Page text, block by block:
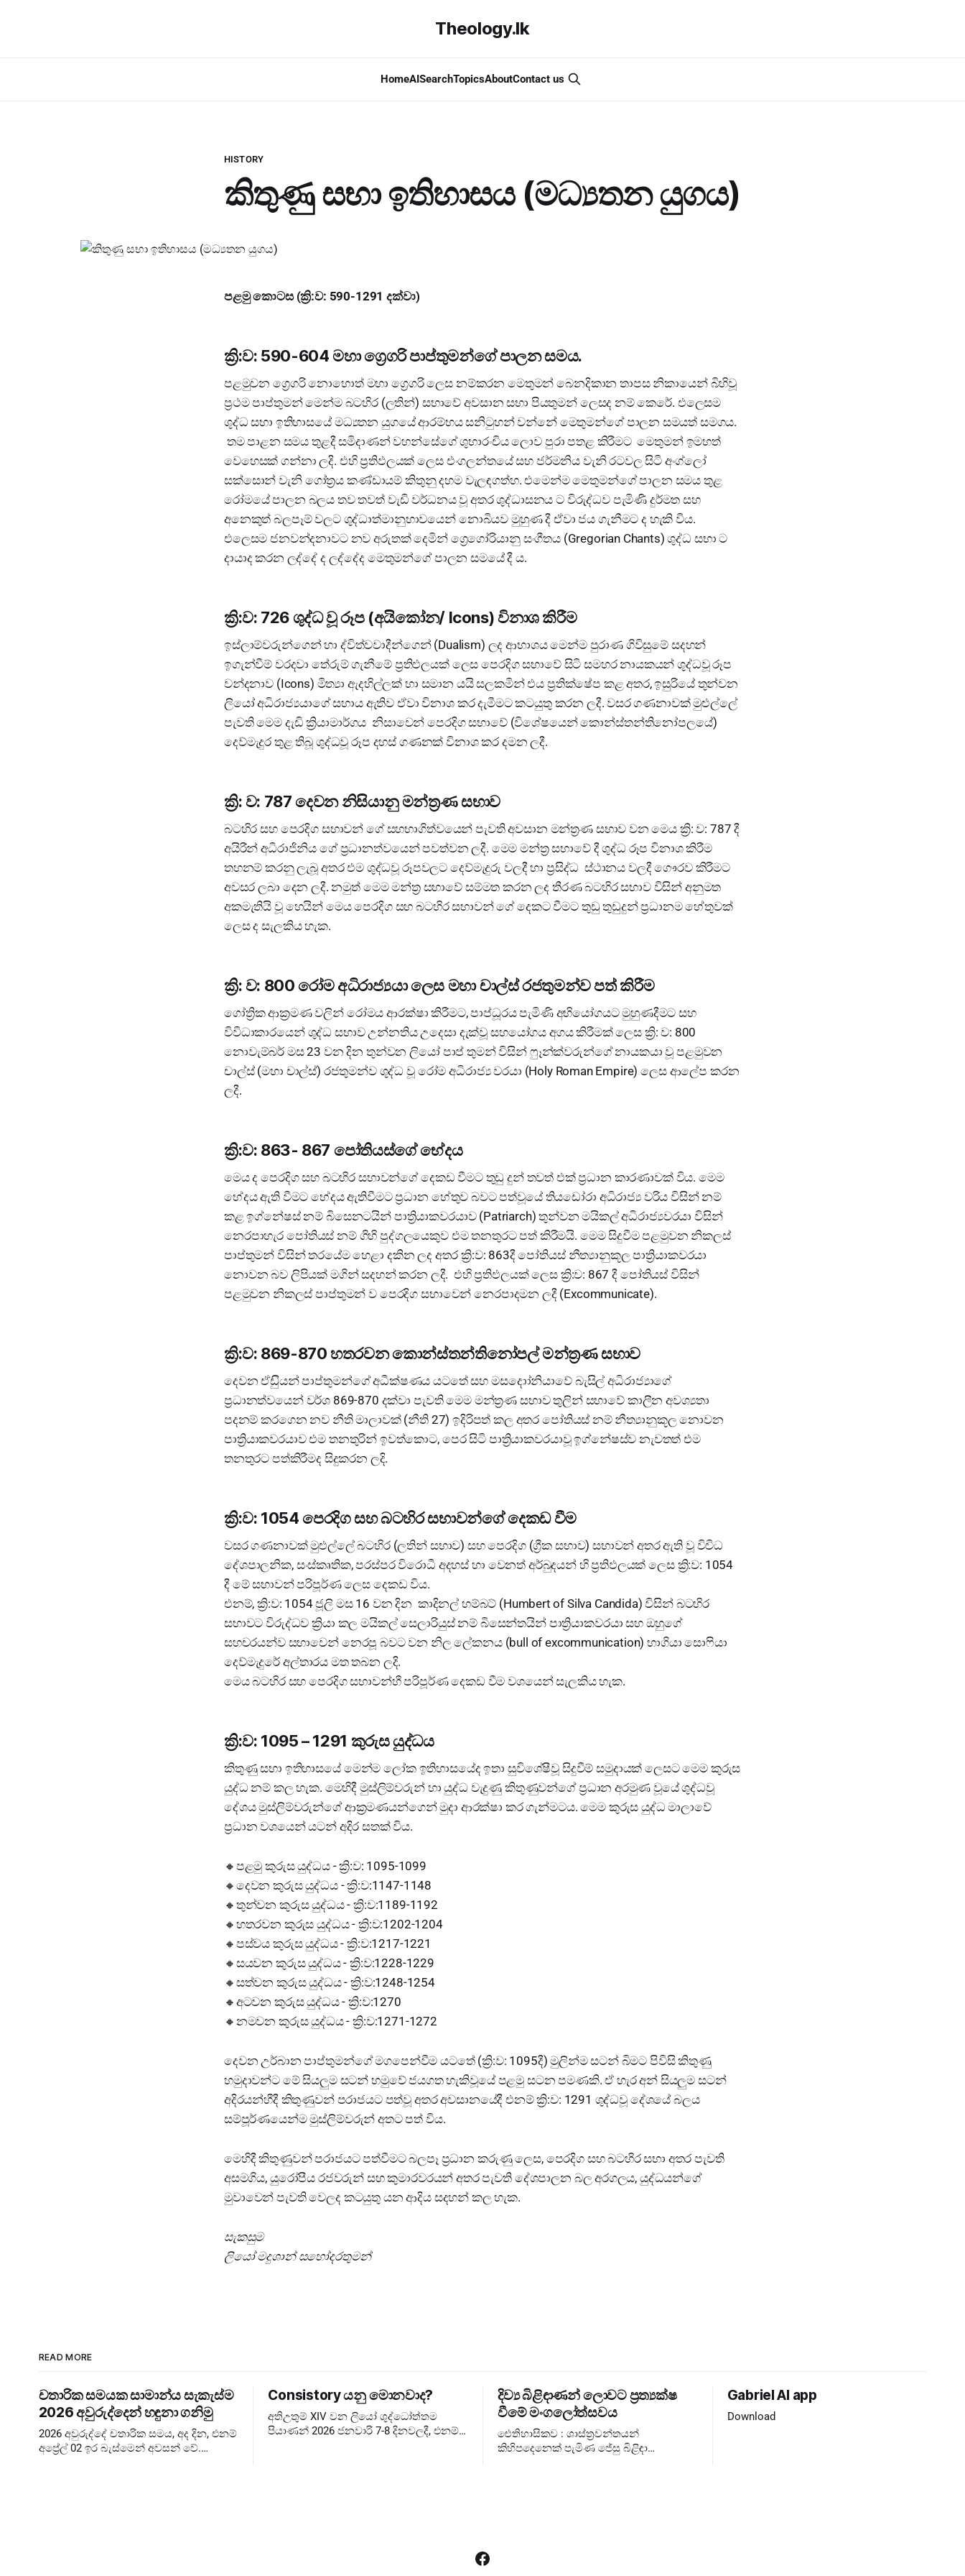
Theology.lk
HomeAISearchTopicsAboutContact us
HISTORY
කිතුණු සභා ඉතිහාසය (මධ්‍යතන යුගය)
පළමු කොටස (ක්‍රි:ව: 590-1291 දක්වා)
ක්‍රි:ව: 590-604 මහා ග්‍රෙගරි පාප්තුමන්ගේ පාලන සමය.
පළමුවන ග්‍රෙගරි නොහොත් මහා ග්‍රෙගරි ලෙස නම්කරන මෙතුමන් බෙනදිකාන තාපස නිකායෙන් බිහිවූ
ප්‍රථම පාප්තුමන් මෙන්ම බටහිර (ලතින්) සභාවේ අවසාන සභා පියතුමන් ලෙසද නම් කෙරේ. එලෙසම
ශුද්ධ සභා ඉතිහාසයේ මධ්‍යතන යුගයේ ආරම්භය සනිටුහන් වන්නේ මෙතුමන්ගේ පාලන සමයත් සමගය.
තම පාළන සමය තුළදී සමිදාණන් වහන්සේගේ ශුභාරංචිය ලොව පුරා පතළ කිරීමට මෙතුමන් ඉමහත්
වෙහෙසක් ගන්නා ලදි. එහි ප්‍රතිඵලයක් ලෙස එංගලන්තයේ සහ ජර්මනිය වැනි රටවල සිටි අංග්ලෝ
සක්සොන් වැනි ගෝත්‍රය කණ්ඩායම් කිතුනු දහම වැලඳගත්හ. එමෙන්ම මෙතුමන්ගේ පාලන සමය තුළ
රෝමයේ පාලන බලය තව තවත් වැඩි වර්ධනය වූ අතර ශුද්ධාසනය ට විරුද්ධව පැමිණි දුර්මත සහ
අනෙකුත් බලපෑම් වලට ශුද්ධාත්මානුභාවයෙන් නොබියව මුහුණ දී ඒවා ජය ගැනීමට ද හැකි විය.
එලෙසම ජනවන්දනාවට නව අරුතක් දෙමින් ග්‍රෙගෝරියානු සංගීතය (Gregorian Chants) ශුද්ධ සභා ට
දායාද කරන ලද්දේ ද ලද්දේද මෙතුමන්ගේ පාලන සමයේ දී ය.
ක්‍රි:ව: 726 ශුද්ධ වූ රූප (අයිකෝන/ Icons) විනාශ කිරීම
ඉස්ලාම්වරුන්ගෙන් හා ද්විත්වවාදීන්ගෙන් (Dualism) ලද ආභාශය මෙන්ම පුරාණ ගිවිසුමේ සදහන්
ඉගැන්වීම් වරදවා තේරුම් ගැනීමේ ප්‍රතිඵලයක් ලෙස පෙරදිග සභාවේ සිටි සමහර නායකයන් ශුද්ධවූ රූප
වන්දනාව (Icons) මිත්‍යා ඇදහිල්ලක් හා සමාන යයි සලකමින් එය ප්‍රතික්ෂේප කළ අතර, ඉසුරියේ තුන්වන
ලියෝ අධිරාජ්‍යයාගේ සහාය ඇතිව ඒවා විනාශ කර දැමීමට කටයුතු කරන ලදී. වසර ගණනාවක් මුළුල්ලේ
පැවති මෙම දැඩි ක්‍රියාමාර්ගය නිසාවෙන් පෙරදිග සභාවේ (විශේෂයෙන් කොන්ස්තන්තිනෝපලයේ)
දෙව්මැදුර තුළ තිබූ ශුද්ධවූ රූප දහස් ගණනක් විනාශ කර දමන ලදී.
ක්‍රි: ව: 787 දෙවන නිසියානු මන්ත්‍රණ සභාව
බටහිර සහ පෙරදිග සභාවන් ගේ සහභාගිත්වයෙන් පැවති අවසාන මන්ත්‍රණ සභාව වන මෙය ක්‍රි: ව: 787 දී
අයිරීන් අධිරාජිනිය ගේ ප්‍රධානත්වයෙන් පවත්වන ලදී. මෙම මන්ත්‍ර සභාවේ දී ශුද්ධ රූප විනාශ කිරීම
තහනම් කරනු ලැබූ අතර එම ශුද්ධවූ රූපවලට දෙව්මැදුරු වලදී හා ප්‍රසිද්ධ ස්ථානය වලදී ගෞරව කිරීමට
අවසර ලබා දෙන ලදී. නමුත් මෙම මන්ත්‍ර සභාවේ සම්මත කරන ලද තීරණ බටහිර සභාව විසින් අනුමත
අකමැතියි වූ හෙයින් මෙය පෙරදිග සහ බටහිර සභාවන් ගේ දෙකට වීමට තුඩු තුඩුදුන් ප්‍රධානම හේතුවක්
ලෙස ද සැලකිය හැක.
ක්‍රි: ව: 800 රෝම අධිරාජ්‍යයා ලෙස මහා චාල්ස් රජතුමන්ව පත් කිරීම
ගෝත්‍රික ආක්‍රමණ වලින් රෝමය ආරක්ෂා කිරීමට, පාප්ධූරය පැමිණි අභියෝගයට මුහුණදීමට සහ
විවිධාකාරයෙන් ශුද්ධ සභාව උන්නතිය උදෙසා දැක්වූ සහයෝගය අගය කිරීමක් ලෙස ක්‍රි: ව: 800
නොවැම්බර් මස 23 වන දින තුන්වන ලියෝ පාප් තුමන් විසින් ෆුෑන්ක්වරුන්ගේ නායකයා වූ පළමුවන
චාල්ස් (මහා චාල්ස්) රජතුමන්ව ශුද්ධ වූ රෝම අධිරාජ්‍ය වරයා (Holy Roman Empire) ලෙස ආලේප කරන
ලදී.
ක්‍රි:ව: 863- 867 පෝතියස්ගේ භේදය
මෙය ද පෙරදිග සහ බටහිර සභාවන්ගේ දෙකඩ වීමට තුඩු දුන් තවත් එක් ප්‍රධාන කාරණාවක් විය. මෙම
භේදය ඇති වීමට භේදය ඇතිවීමට ප්‍රධාන හේතුව බවට පත්වූයේ තියඩෝරා අධිරාජ්‍ය වරිය විසින් නම්
කළ ඉග්නේෂස් නම් බිසෙනටයින් පාත්‍රියාකවරයාව (Patriarch) තුන්වන මයිකල් අධිරාජ්‍යවරයා විසින්
නෙරපාහැර පෝතියස් නම් ගිහි පුද්ගලයෙකුව එම තනතුරට පත් කිරීමයි. මෙම සිදුවීම පළමුවන නිකලස්
පාප්තුමන් විසින් තරයේම හෙළා දකින ලද අතර ක්‍රි:ව: 863දී පෝතියස් නීත්‍යානුකූල පාත්‍රියාකවරයා
නොවන බව ලිපියක් මගින් සදහන් කරන ලදී. එහි ප්‍රතිඵලයක් ලෙස ක්‍රි:ව: 867 දී පෝතියස් විසින්
පළමුවන නිකලස් පාප්තුමන් ව පෙරදිග සභාවෙන් නෙරපාදමන ලදී (Excommunicate).
ක්‍රි:ව: 869-870 හතරවන කොන්ස්තන්තිනෝපල් මන්ත්‍රණ සභාව
දෙවන ඒඩුියන් පාප්තුමන්ගේ අධීක්ෂණය යටතේ සහ මසදොා්නියාවේ බැසිල් අධිරාජ්‍යාගේ
ප්‍රධානත්වයෙන් වර්ශ 869-870 දක්වා පැවති මෙම මන්ත්‍රණ සභාව තුලින් සභාවේ කාලීන අවශ්‍යතා
පදනම් කරගෙන නව නීති මාලාවක් (නීති 27) ඉදිරිපත් කල අතර පෝතියස් නම් නීත්‍යානුකූල නොවන
පාත්‍රියාකවරයාව එම තනතුරින් ඉවත්කොට, පෙර සිටි පාත්‍රියාකවරයාවූ ඉග්නේෂස්ව නැවතත් එම
තනතුරට පත්කිරීමද සිදුකරන ලදි.
ක්‍රි:ව: 1054 පෙරදිග සහ බටහිර සභාවන්ගේ දෙකඩ වීම
වසර ගණනාවක් මුළුල්ලේ බටහිර (ලතින් සභාව) සහ පෙරදිග (ග්‍රීක සභාව) සභාවන් අතර ඇති වූ විවිධ
දේශපාලනික, සංස්කෘතික, පරස්පර විරොධී අදහස් හා වෙනත් අර්බුදයන් හි ප්‍රතිඵලයක් ලෙස ක්‍රි:ව: 1054
දී මේ සභාවන් පරිපූර්ණ ලෙස දෙකඩ විය.
එනම්, ක්‍රි:ව: 1054 ජූලි මස 16 වන දින කාදිනල් හම්බට් (Humbert of Silva Candida) විසින් බටහිර
සභාවට විරුද්ධව ක්‍රියා කල මයිකල් සෙලාරියුස් නම් බිසෙන්තයින් පාත්‍රියාකවරයා සහ ඔහුගේ
සහචරයන්ව සභාවෙන් නෙරපූ බවට වන නිල ලේකනය (bull of excommunication) හාගියා සොෆියා
දෙව්මැදුරේ අල්තාරය මත තබන ලදි.
මෙය බටහිර සහ පෙරදිග සභාවන්හී පරිපූර්ණ දෙකඩ වීම වශයෙන් සැලකිය හැක.
ක්‍රි:ව: 1095 – 1291 කුරුස යුද්ධය
කිතුණු සභා ඉතිහාසයේ මෙන්ම ලෝක ඉතිහාසයේද ඉතා සුවිශේෂීවූ සිදුවීම් සමුදායක් ලෙසට මෙම කුරුස
යුද්ධ නම් කල හැක. මෙහිදී මුස්ලිම්වරුන් හා යුද්ධ වැදුණු කිතුණුවන්ගේ ප්‍රධාන අරමුණ වූයේ ⁣ශුද්ධවූ
දේශය මුස්ලිම්වරුන්ගේ ආක්‍රමණයන්ගෙන් මුදා ආරක්ෂා කර ගැන්මටය. මෙම කුරුස යුද්ධ මාලාවේ
ප්‍රධාන වශයෙන් යටන් අදිර සතක් විය.
🔸පළමු කුරුස යුද්ධය - ක්‍රි:ව: 1095-1099
🔸දෙවන කුරුස යුද්ධය - ක්‍රි:ව:1147-1148
🔸තුන්වන කුරුස යුද්ධය - ක්‍රි:ව:1189-1192
🔸හතරවන කුරුස යුද්ධය - ක්‍රි:ව:1202-1204
🔸පස්වය කුරුස යුද්ධය - ක්‍රි:ව:1217-1221
🔸සයවන කුරුස යුද්ධය - ක්‍රි:ව:1228-1229
🔸සත්වන කුරුස යුද්ධය - ක්‍රි:ව:1248-1254
🔸අටවන කුරුස යුද්ධය - ක්‍රි:ව:1270
🔸නමවන කුරුස යුද්ධය - ක්‍රි:ව:1271-1272
දෙවන උර්බාන පාප්තුමන්ගේ මගපෙන්වීම යටතේ (ක්‍රි:ව: 1095දී) මුලින්ම සටන් බිමට පිවිසි කිතුණු
හමුදාවන්ට මේ සියලුම සටන් හමුවේ ජයගත හැකිවූයේ පළමු සටන පමණකි. ඒ හැර අන් සියලුම සටන්
අදිරයන්හීදී කිතුණුවන් පරාජයට පත්වූ අතර අවසානයේදී එනම් ක්‍රි:ව: 1291 ශුද්ධවූ දේශයේ බලය
සම්පූර්ණයෙන්ම මුස්ලිම්වරුන් අතට පත් විය.
මෙහිදී කිතුණුවන් පරාජයට පත්වීමට බලපෑ ප්‍රධාන කරුණු ලෙස, පෙරදිග සහ බටහිර සභා අතර පැවති
අසමගිය, යුරෝපීය රජවරුන් සහ කුමාරවරයන් අතර පැවති දේශපාලන බල අරගලය, යුද්ධයන්ගේ
මුවාවෙන් පැවති වෙලද කටයුතු යන ආදිය සදහන් කල හැක.
සැකසුම
ලියෝ මදුශාන් සහෝදරතුමන්
READ MORE
චතාරික සමයක සාමාන්ය සැකැස්ම
2026 අවුරුද්දෙන් හඳුනා ගනිමු
2026 අවුරුද්දේ චතාරික සමය, අද දින, එනම්
අප්‍රේල් 02 ඉර බැස්මෙන් අවසන් වේ.
Consistory යනු මොනවාද?
අතිඋතුම් XIV වන ලියෝ ශුද්ධෝත්තම
පියාණන් 2026 ජනවාරි 7-8 දිනවලදී, එනම්
දිව්‍ය බිළිඳාණන් ලොවට ප්‍රත්‍යක්ෂ
වීමේ මංගලෝත්සවය
ඓතිහාසිකව : ශාස්ත්‍රවන්තයන්
කිහිපදෙනෙක් පැමිණ ජේසු බිළිඳා
Gabriel AI app
Download